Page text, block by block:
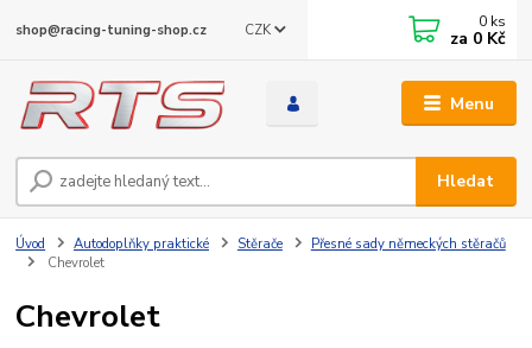
Menu
CZK
Hledat
shop@racing-tuning-shop.cz 0 ks
za 0 Kč
Úvod Autodoplňky praktické Stěrače
Přesné sady německých stěračů
Chevrolet
Chevrolet